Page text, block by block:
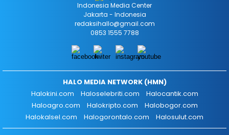
Indonesia Media Center
Jakarta - Indonesia
redaksihallo@gmail.com
0853 1555 7788
HALO MEDIA NETWORK (HMN)
Halokini.com
Haloselebriti.com
Halocantik.com
Haloagro.com
Halokripto.com
Halobogor.com
Halokalsel.com
Halogorontalo.com Halosulut.com